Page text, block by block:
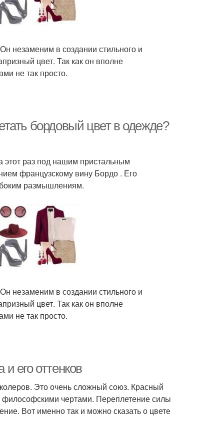
незаменим в создании стильного и
цвет. Так как он вполне
не так просто.
бордовый цвет в одежде?
этот раз под нашим пристальным
французскому вину Бордо . Его
размышлениям.
незаменим в создании стильного и
цвет. Так как он вполне
не так просто.
его оттенков
Это очень сложный союз. Красный
философскими чертами. Переплетение силы
Вот именно так и можно сказать о цвете